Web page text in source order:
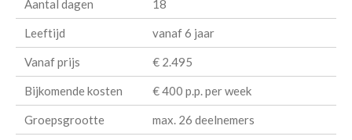
Aantal dagen 18
Leeftijd vanaf 6 jaar
Vanaf prijs € 2.495
Bijkomende kosten € 400 p.p. per week
Groepsgrootte max. 26 deelnemers